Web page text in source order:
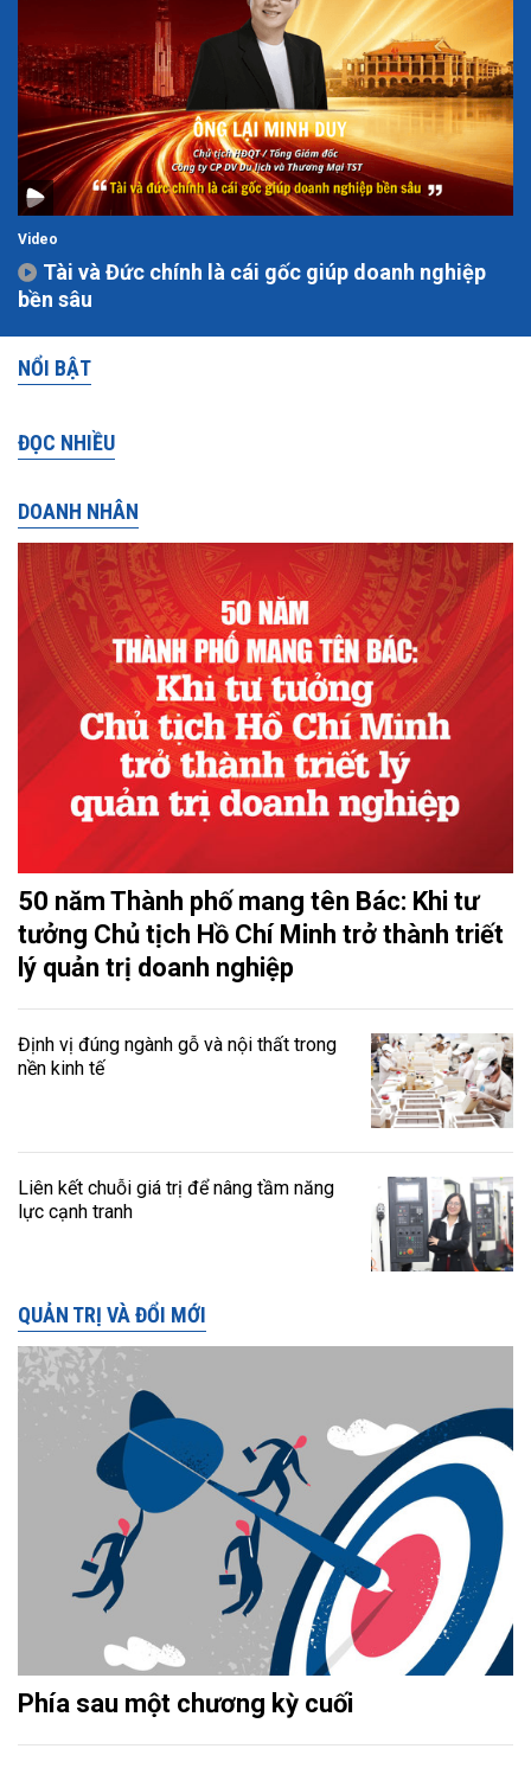
Video
Tài và Đức chính là cái gốc giúp doanh nghiệp
bền sâu
NỔI BẬT
ĐỌC NHIỀU
DOANH NHÂN
50 năm Thành phố mang tên Bác: Khi tư
tưởng Chủ tịch Hồ Chí Minh trở thành triết
lý quản trị doanh nghiệp
Định vị đúng ngành gỗ và nội thất trong
nền kinh tế
Liên kết chuỗi giá trị để nâng tầm năng
lực cạnh tranh
QUẢN TRỊ VÀ ĐỔI MỚI
Phía sau một chương kỳ cuối